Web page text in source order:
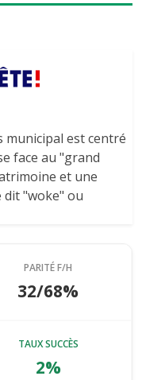
municipal est centré
face au "grand
et une
"woke" ou
PARITÉ F/H
32/68%
TAUX SUCCÈS
2%